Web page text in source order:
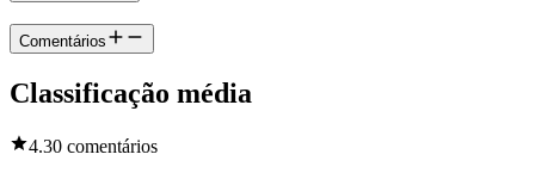
Comentários
Classificação média
4.30 comentários